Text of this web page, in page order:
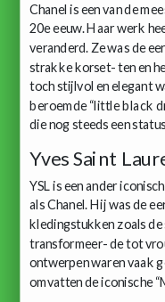
Chanel is een van de
20e eeuw. Haar werk
veranderd. Ze was de
strakke korset- ten en
toch stijlvol en elegant
beroemde “little black
die nog steeds een
Yves Saint
YSL is een ander
als Chanel. Hij was de
kledingstukken zoals
transformeer- de tot
ontwerpen waren vaak
omvatten de iconische